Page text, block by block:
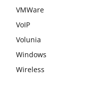
VMWare
VoIP
Volunia
Windows
Wireless